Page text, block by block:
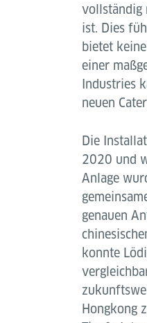
vollständig
ist. Dies
bietet
einer
Industries
neuen
Die
2020 und
Anlage
genauen
konnte
Hongkong